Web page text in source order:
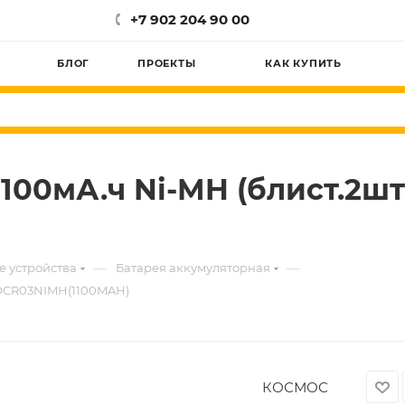
+7 902 204 90 00
БЛОГ ПРОЕКТЫ КАК КУПИТЬ
Ni-MH
устройства — Батарея аккумуляторная —
КОСМОС